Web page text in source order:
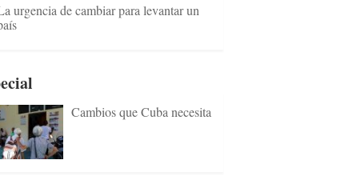
urgencia de cambiar para levantar un
Cambios que Cuba necesita